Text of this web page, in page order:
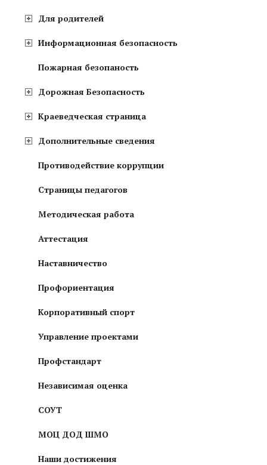
Для родителей
Информационная безопасность
Пожарная безопаность
Дорожная Безопасность
Краеведческая страница
Дополнительные сведения
Противодействие коррупции
Страницы педагогов
Методическая работа
Аттестация
Наставничество
Профориентация
Корпоративный спорт
Управление проектами
Профстандарт
Независимая оценка
СОУТ
МОЦ ДОД ШМО
Наши достижения